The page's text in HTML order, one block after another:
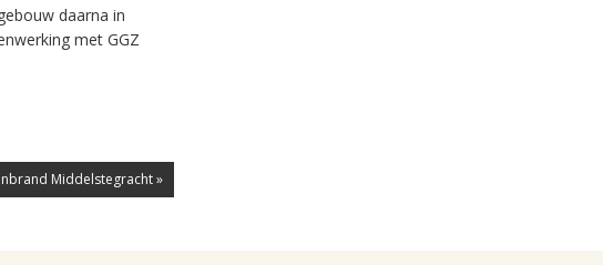
daarna in
met GGZ
Middelstegracht »